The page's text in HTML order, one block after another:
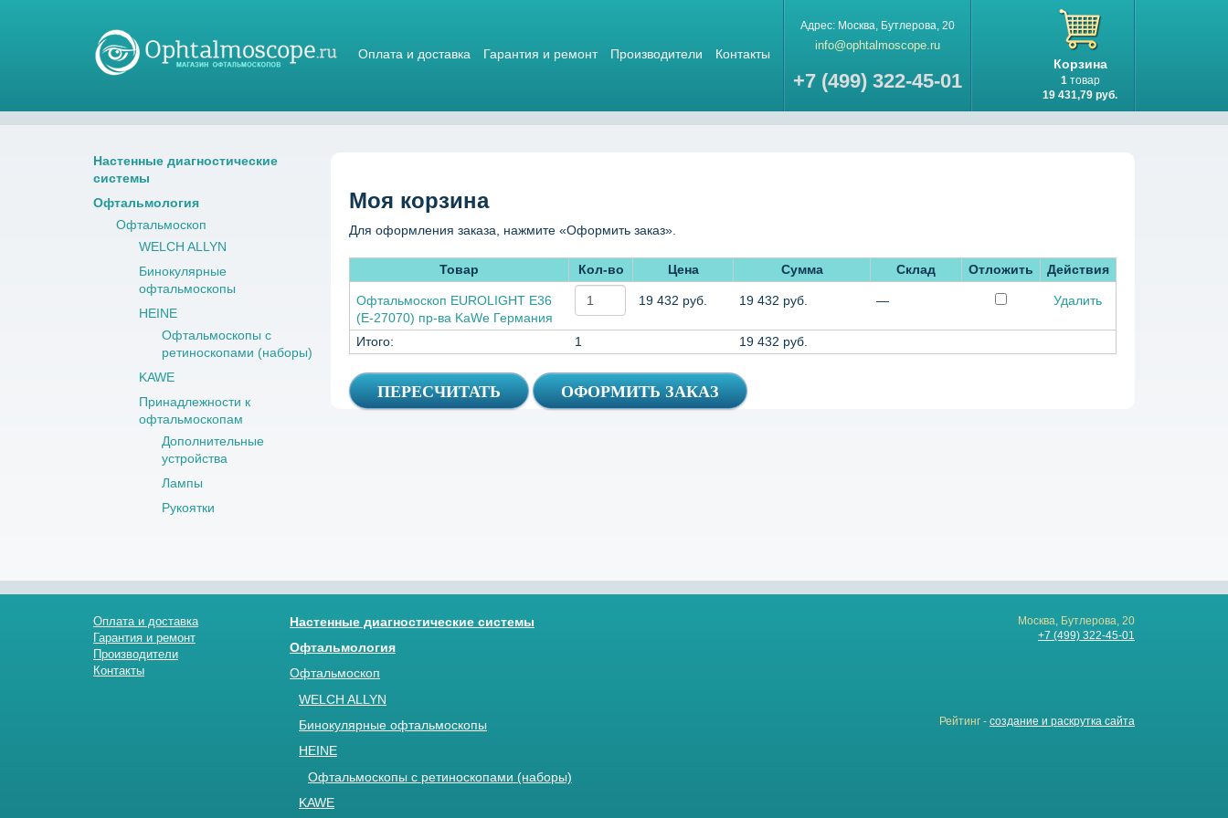
Оплата и доставка Гарантия и ремонт Производители Контакты
Адрес: Москва, Бутлерова, 20
info@ophtalmoscope.ru
+7 (499) 322-45-01
Корзина
1товар
19 431,79 руб.
Настенные диагностические
системы
Офтальмология
Офтальмоскоп
WELCH ALLYN
Бинокулярные
офтальмоскопы
HEINE
Офтальмоскопы с
ретиноскопами (наборы)
KAWE
Принадлежности к
офтальмоскопам
Дополнительные
устройства
Лампы
Рукоятки
Моя корзина
Для оформления заказа, нажмите «Оформить заказ».
Товар Кол-во Цена Сумма Склад Отложить Действия
Офтальмоскоп EUROLIGHT E36
(E-27070) пр-ва KaWe Германия
19 432 руб. 19 432 руб. — Удалить
Итого: 1 19 432 руб.
Оплата и доставка
Гарантия и ремонт
Производители
Контакты
Настенные диагностические системы
Офтальмология
Офтальмоскоп
WELCH ALLYN
Бинокулярные офтальмоскопы
HEINE
Офтальмоскопы с ретиноскопами (наборы)
KAWE
Москва, Бутлерова, 20
+7 (499) 322-45-01
Рейтинг - создание и раскрутка сайта